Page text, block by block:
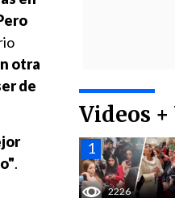
Videos
2226
otra
de
.